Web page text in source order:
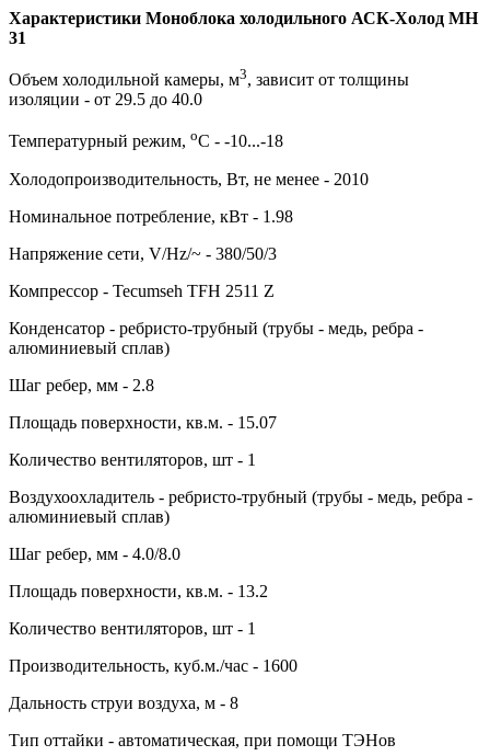
Характеристики Моноблока холодильного АСК-Холод MH
31
Объем холодильной камеры, м3, зависит от толщины
изоляции - от 29.5 до 40.0
Температурный режим, оС - -10...-18
Холодопроизводительность, Вт, не менее - 2010
Номинальное потребление, кВт - 1.98
Напряжение сети, V/Hz/~ - 380/50/3
Компрессор - Tecumseh TFH 2511 Z
Конденсатор - ребристо-трубный (трубы - медь, ребра -
алюминиевый сплав)
Шаг ребер, мм - 2.8
Площадь поверхности, кв.м. - 15.07
Количество вентиляторов, шт - 1
Воздухоохладитель - ребристо-трубный (трубы - медь, ребра -
алюминиевый сплав)
Шаг ребер, мм - 4.0/8.0
Площадь поверхности, кв.м. - 13.2
Количество вентиляторов, шт - 1
Производительность, куб.м./час - 1600
Дальность струи воздуха, м - 8
Тип оттайки - автоматическая, при помощи ТЭНов